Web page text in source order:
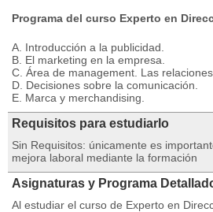
Programa del curso Experto en
A. Introducción a la publicidad.
B. El marketing en la empresa.
C. Área de management. Las relaciones.
D. Decisiones sobre la comunicación.
E. Marca y merchandising.
Requisitos para estudiarlo
Sin Requisitos: únicamente es
mejora laboral mediante la formación
Asignaturas y Programa
Al estudiar el curso de Experto en